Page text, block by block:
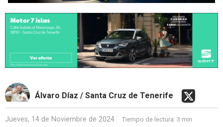
Álvaro Díaz / Santa Cruz de Tenerife
Jueves, 14 de Noviembre de 2024 Tiempo de lectura: 3 min